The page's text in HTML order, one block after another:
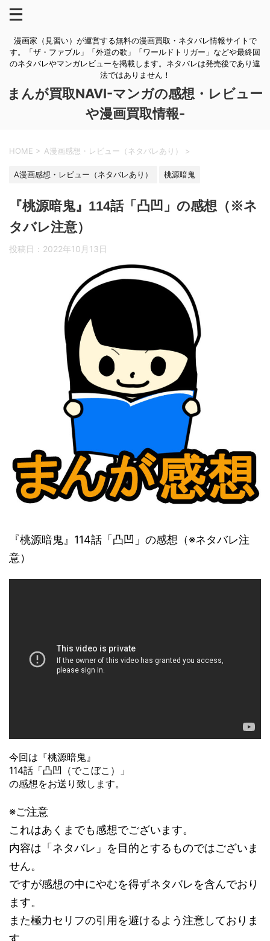
漫画家（見習い）が運営する無料の漫画買取・ネタバレ情報サイトで
す。「ザ・ファブル」「外道の歌」「ワールドトリガー」などや最終回
のネタバレやマンガレビューを掲載します。ネタバレは発売後であり違
法ではありません！
まんが買取NAVI-マンガの感想・レビュー
や漫画買取情報-
HOME > A漫画感想・レビュー（ネタバレあり） >
A漫画感想・レビュー（ネタバレあり） 桃源暗鬼
『桃源暗鬼』114話「凸凹」の感想（※ネ
タバレ注意）
投稿日： 2022年10月13日
『桃源暗鬼』114話「凸凹」の感想（※ネタバレ注
意）
今回は『桃源暗鬼』
114話「凸凹（でこぼこ）」
の感想をお送り致します。
※ご注意
これはあくまでも感想でございます。
内容は「ネタバレ」を目的とするものではございま
せん。
ですが感想の中にやむを得ずネタバレを含んでおり
ます。
また極力セリフの引用を避けるよう注意しておりま
す。